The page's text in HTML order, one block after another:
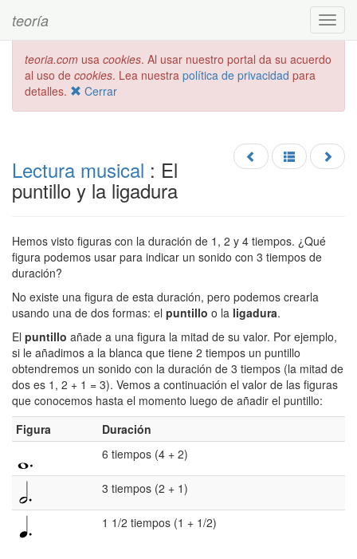
teoría
teoria.com usa cookies. Al usar nuestro portal da su acuerdo
al uso de cookies. Lea nuestra política de privacidad para
detalles.
Cerrar
Lectura musical : El
puntillo y la ligadura
Hemos visto figuras con la duración de 1, 2 y 4 tiempos. ¿Qué
figura podemos usar para indicar un sonido con 3 tiempos de
duración?
No existe una figura de esta duración, pero podemos crearla
usando una de dos formas: el puntillo o la ligadura.
El puntillo añade a una figura la mitad de su valor. Por ejemplo,
si le añadimos a la blanca que tiene 2 tiempos un puntillo
obtendremos un sonido con la duración de 3 tiempos (la mitad de
dos es 1, 2 + 1 = 3). Vemos a continuación el valor de las figuras
que conocemos hasta el momento luego de añadir el puntillo:
Figura
Duración
6 tiempos (4 + 2)
3 tiempos (2 + 1)
1 1/2 tiempos (1 + 1/2)